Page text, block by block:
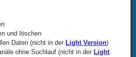
und löschen
Daten (nicht in der Light Version)
ohne Suchlauf (nicht in der Light